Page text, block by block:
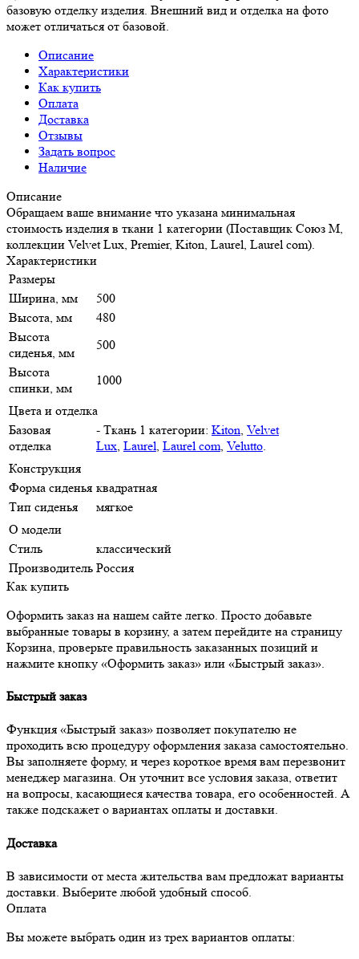
базовую отделку изделия. Внешний вид и отделка на фото
может отличаться от базовой.
Описание
Характеристики
Как купить
Оплата
Доставка
Отзывы
Задать вопрос
Наличие
Описание
Обращаем ваше внимание что указана минимальная
стоимость изделия в ткани 1 категории (Поставщик Союз М,
коллекции Velvet Lux, Premier, Kiton, Laurel, Laurel com).
Характеристики
Размеры
Ширина, мм
500
Высота, мм
480
Высота
сиденья, мм
500
Высота
спинки, мм
1000
Цвета и отделка
Базовая
отделка
- Ткань 1 категории: Kiton, Velvet
Lux, Laurel, Laurel com, Velutto.
Конструкция
Форма сиденья квадратная
Тип сиденья
мягкое
О модели
Стиль
классический
Производитель Россия
Как купить
Оформить заказ на нашем сайте легко. Просто добавьте
выбранные товары в корзину, а затем перейдите на страницу
Корзина, проверьте правильность заказанных позиций и
нажмите кнопку «Оформить заказ» или «Быстрый заказ».
Быстрый заказ
Функция «Быстрый заказ» позволяет покупателю не
проходить всю процедуру оформления заказа самостоятельно.
Вы заполняете форму, и через короткое время вам перезвонит
менеджер магазина. Он уточнит все условия заказа, ответит
на вопросы, касающиеся качества товара, его особенностей. А
также подскажет о вариантах оплаты и доставки.
Доставка
В зависимости от места жительства вам предложат варианты
доставки. Выберите любой удобный способ.
Оплата
Вы можете выбрать один из трех вариантов оплаты: